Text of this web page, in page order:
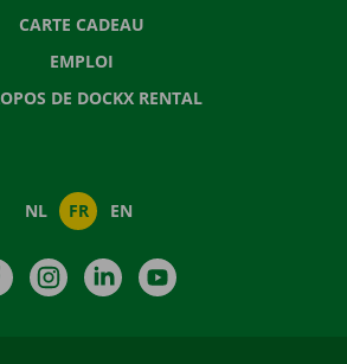
CARTE CADEAU
EMPLOI
DE DOCKX RENTAL
NL FR EN
FacebookInstagramLinkedIn